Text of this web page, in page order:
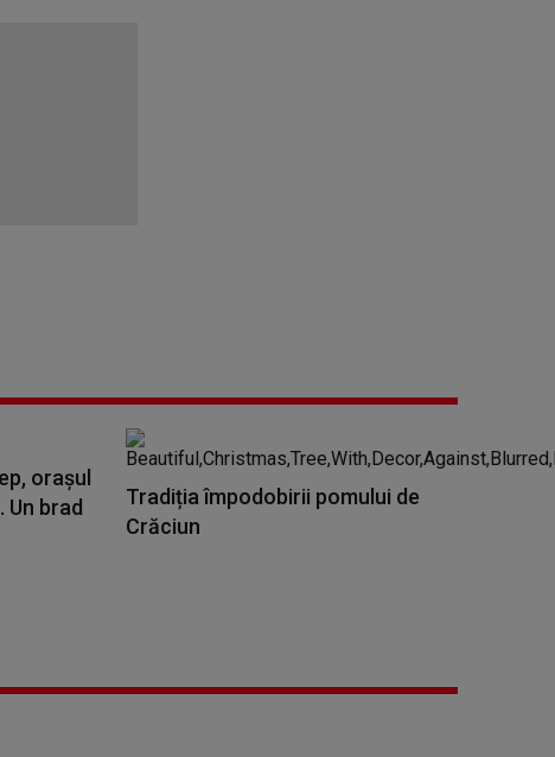
orașul
brad
Tradiția împodobirii pomului de
Crăciun